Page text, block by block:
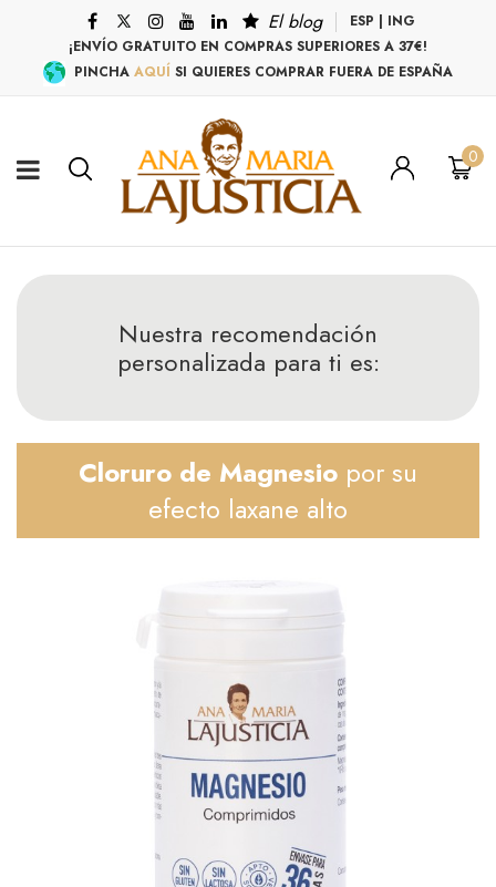
El blog ESP | ING
¡ENVÍO GRATUITO EN COMPRAS SUPERIORES A 37€!
PINCHA AQUÍ SI QUIERES COMPRAR FUERA DE ESPAÑA
0
Nuestra recomendación
personalizada para ti es:
Cloruro de Magnesio por su
efecto laxane alto